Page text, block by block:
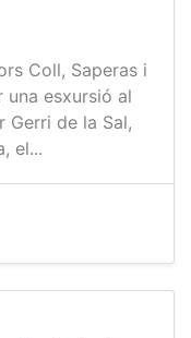
Coll, Saperas i
una esxursió al
Gerri de la Sal,
el...